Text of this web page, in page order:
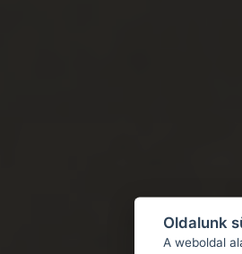
Oldalunk
A weboldal